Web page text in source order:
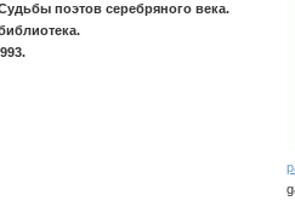
поэтов серебряного века.